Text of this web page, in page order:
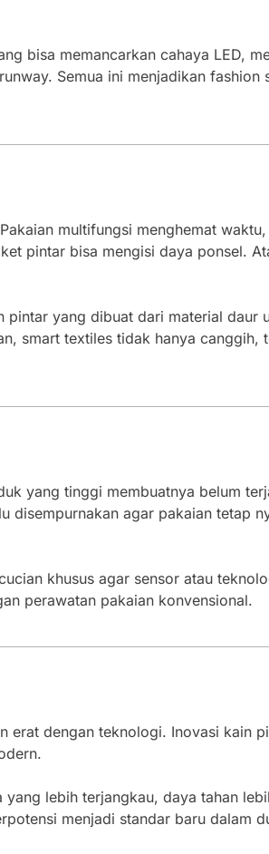
bisa memancarkan cahaya LED,
Semua ini menjadikan fashion
multifungsi menghemat
pintar bisa mengisi daya ponsel.
yang dibuat dari material daur
smart textiles tidak hanya canggih,
yang tinggi membuatnya belum
disempurnakan agar pakaian tetap
khusus agar sensor atau
perawatan pakaian konvensional.
erat dengan teknologi. Inovasi kain
lebih terjangkau, daya tahan
menjadi standar baru dalam